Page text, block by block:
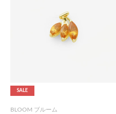
SALE
BLOOM ブルーム